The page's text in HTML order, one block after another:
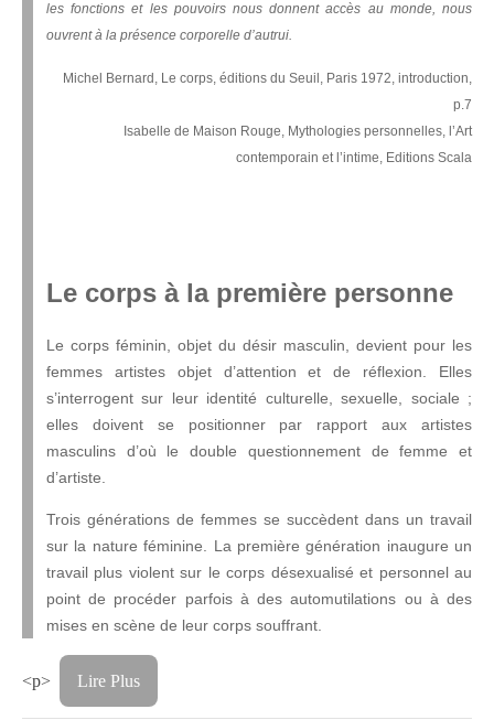
les fonctions et les pouvoirs nous donnent accès au monde, nous
ouvrent à la présence corporelle d’autrui.
Michel Bernard, Le corps, éditions du Seuil, Paris 1972, introduction,
p.7
Isabelle de Maison Rouge, Mythologies personnelles, l’Art
contemporain et l’intime, Editions Scala
Le corps à la première personne
Le corps féminin, objet du désir masculin, devient pour les
femmes artistes objet d’attention et de réflexion. Elles
s’interrogent sur leur identité culturelle, sexuelle, sociale ;
elles doivent se positionner par rapport aux artistes
masculins d’où le double questionnement de femme et
d’artiste.
Trois générations de femmes se succèdent dans un travail
sur la nature féminine. La première génération inaugure un
travail plus violent sur le corps désexualisé et personnel au
point de procéder parfois à des automutilations ou à des
mises en scène de leur corps souffrant.
<p> Lire Plus